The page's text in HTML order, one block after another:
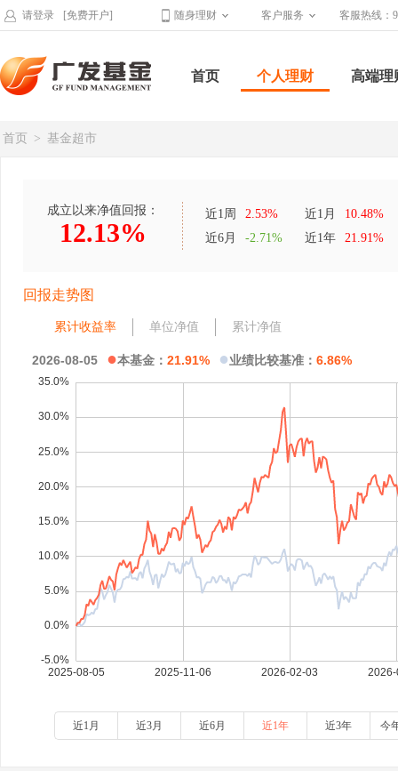
请登录 [免费开户] 随身理财 客户服务 客服热线：
首页 个人理财 高端理
首页 > 基金超市
成立以来净值回报：
12.13%
近1周 2.53% 近1月
10.48%
近6月
-2.71% 近1年 21.91%
回报走势图
累计收益率 单位净值 累计净值
2026-08-05 ●本基金： 21.91% ●业绩比较基准： 6.86%
近1月 近3月 近6月 近1年 近3年 今